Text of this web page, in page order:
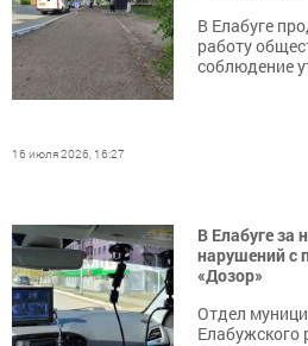
В Елабуге
работу
соблюдение
16 июля 2026, 16:27
В Елабуге за
нарушений
«Дозор»
Отдел
Елабужского